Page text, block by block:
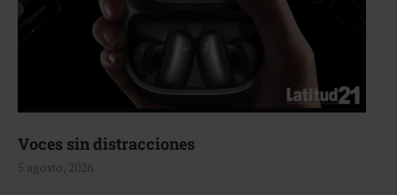
Voces sin distracciones
5 agosto, 2026